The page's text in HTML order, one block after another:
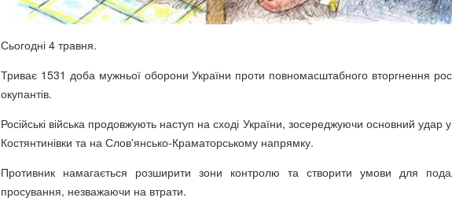
Сьогодні 4 травня.
Триває 1531 доба мужньої оборони України проти повномасштабного вторгнення
окупантів.
Російські війська продовжують наступ на сході України, зосереджуючи основний удар
Костянтинівки та на Слов'янсько-Краматорському напрямку.
Противник намагається розширити зони контролю та створити умови для
просування, незважаючи на втрати.